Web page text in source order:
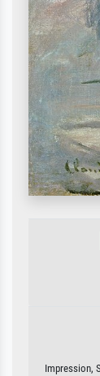
Impression,